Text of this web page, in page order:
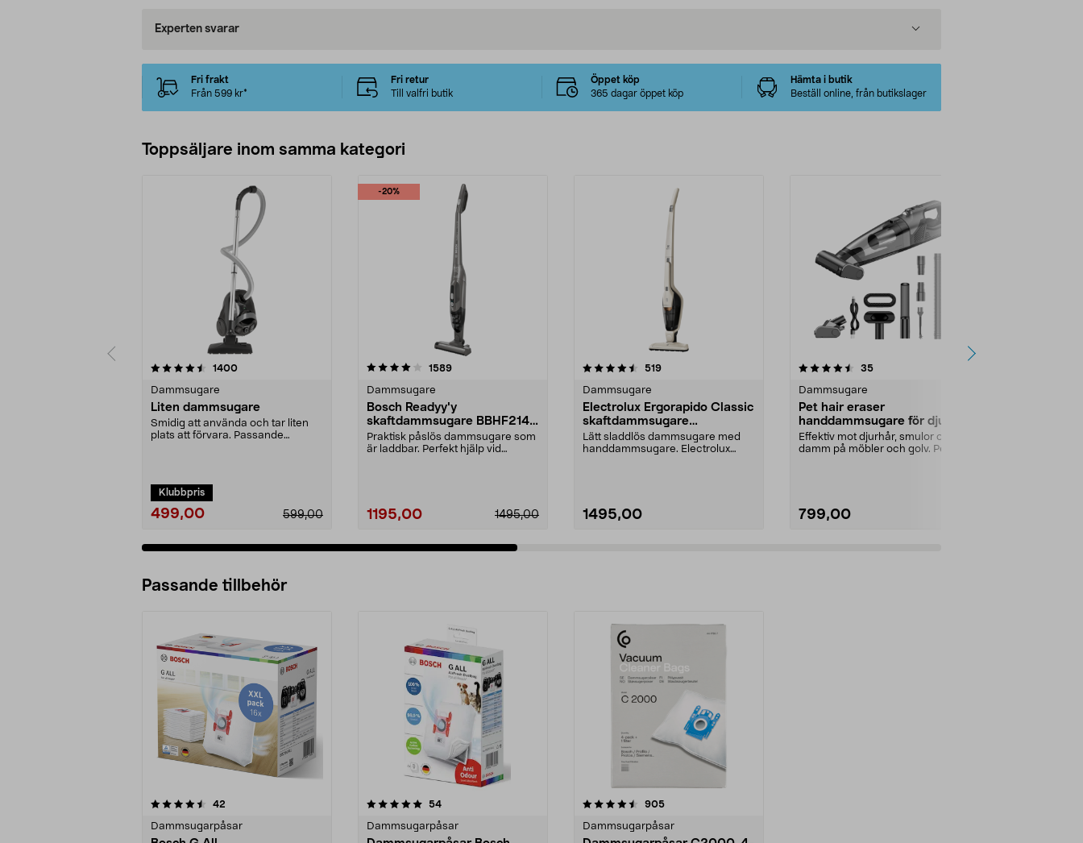
Experten svarar
Fri frakt
Från 599 kr*
Fri retur
Till valfri butik
Öppet köp
365 dagar öppet köp
Hämta i butik
Beställ online, från butikslager
Toppsäljare inom samma kategori
1400recensioner
Dammsugare
Liten dammsugare
Smidig att använda och tar liten
plats att förvara. Passande
Klubbpris
499,00 599,00
-20%
4.0 av 5 stjärnor 1589recensioner
Dammsugare
Bosch Readyy'y
skaftdammsugare BBHF214G
14,4 V
Praktisk påslös dammsugare som
är laddbar. Perfekt hjälp vid
1195,00 1495,00
4.5 av 5 stjärnor 519recensioner
Dammsugare
Electrolux Ergorapido Classic
skaftdammsugare
EERC73SW
Lätt sladdlös dammsugare med
handdammsugare. Electrolux
1495,00
4.5 av 5 stjärnor 35recensioner
Dammsugare
Pet hair eraser
handdammsugare för djurhår
och smuts, 120 W
Effektiv mot djurhår, smulor och
damm på möbler och golv. Pet hair
799,00
4.0 av 5 stjärnor
Passande tillbehör
42
Dammsugarpåsar
5.0av 5 stjärnor 54recensioner
Dammsugarpåsar
4.5av 5 stjärnor 905recensioner
Dammsugarpåsar